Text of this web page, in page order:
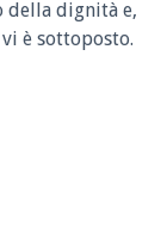
della dignità e,
è sottoposto.